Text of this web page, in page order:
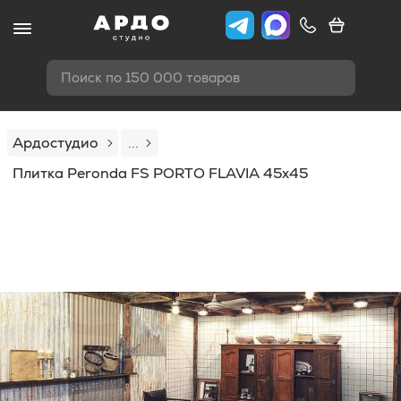
Поиск по 150 000 товаров
Ардостудио
...
Плитка Peronda FS PORTO FLAVIA 45x45